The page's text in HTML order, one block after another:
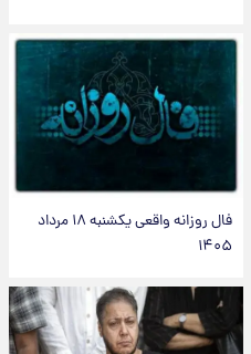
فال روزانه واقعی یکشنبه ۱۸ مرداد
۱۴۰۵